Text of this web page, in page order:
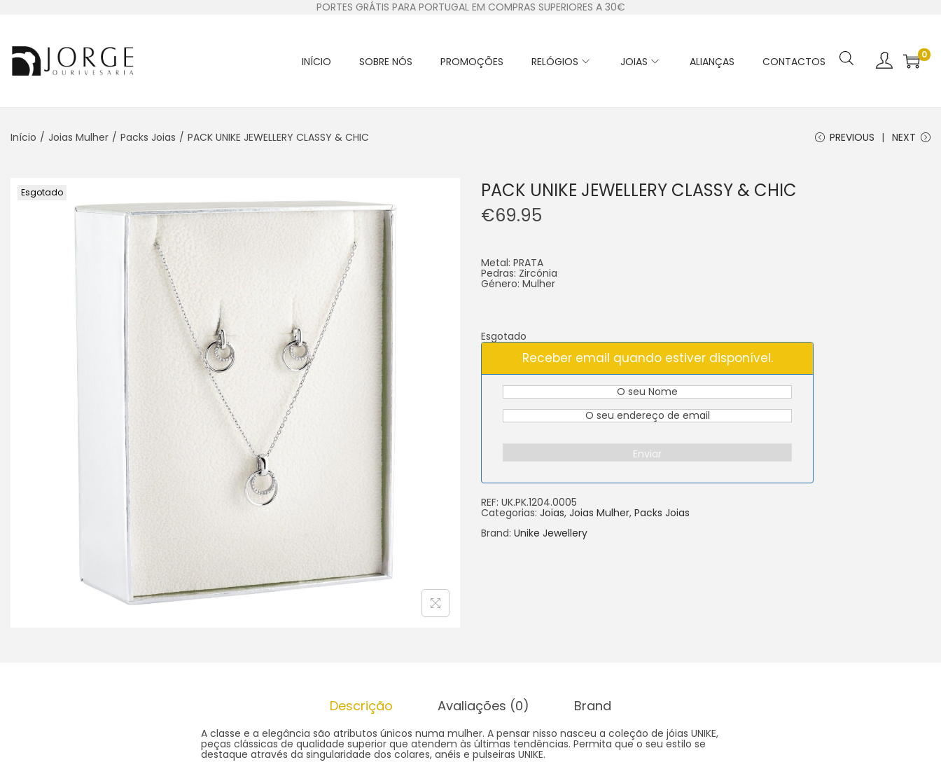
PORTES GRÁTIS PARA PORTUGAL EM COMPRAS SUPERIORES A 30€
INÍCIO SOBRE NÓS PROMOÇÕES RELÓGIOS JOIAS ALIANÇAS CONTACTOS 0
Início / Joias Mulher / Packs Joias / PACK UNIKE JEWELLERY CLASSY & CHIC PREVIOUS NEXT
Esgotado
PACK UNIKE JEWELLERY CLASSY & CHIC
€69.95
Metal: PRATA
Pedras: Zircónia
Género: Mulher
Esgotado
Receber email quando estiver disponível.
Enviar
REF: UK.PK.1204.0005
Categorias: Joias, Joias Mulher, Packs Joias
Brand: Unike Jewellery
Descrição Avaliações (0) Brand
A classe e a elegância são atributos únicos numa mulher. A pensar nisso nasceu a coleção de jóias UNIKE,
peças clássicas de qualidade superior que atendem às últimas tendências. Permita que o seu estilo se
destaque através da singularidade dos colares, anéis e pulseiras UNIKE.